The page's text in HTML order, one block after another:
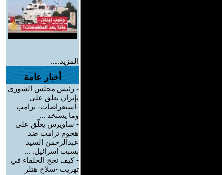
المزيد.....
أخبار عامة
- رئيس مجلس الشورى
بإيران يعلق على
-استعراضات- ترامب
وما يستخد ...
- ساويرس يعلّق على
هجوم ترامب ضد
عبدالرحمن السيد
بسبب إسرائيل. ...
-كيف نجح الحلفاء في
تهريب -سلاح هتلر